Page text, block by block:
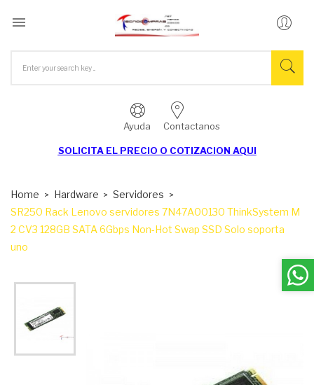

Ayuda Contactanos
SOLICITA EL PRECIO O COTIZACION AQUI
Home Hardware
Servidores
SR250 Rack Lenovo servidores 7N47A00130 ThinkSystem M
2 CV3 128GB SATA 6Gbps Non-Hot Swap SSD Solo soporta
uno